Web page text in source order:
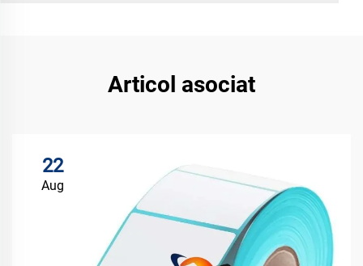
Articol asociat
22
Aug